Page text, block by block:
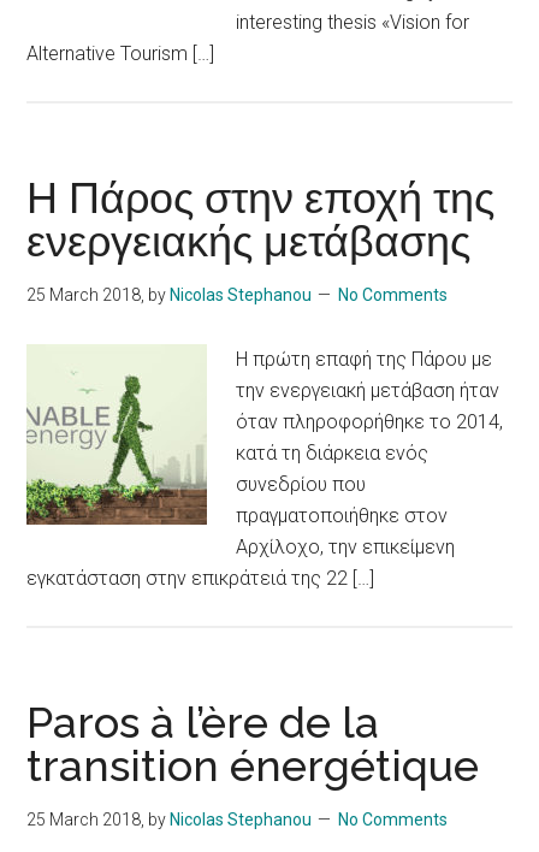
interesting thesis «Vision for
Alternative Tourism […]
Η Πάρος στην εποχή της
ενεργειακής μετάβασης
25 March 2018, by Nicolas Stephanou No Comments
Η πρώτη επαφή της Πάρου με
την ενεργειακή μετάβαση ήταν
όταν πληροφορήθηκε το 2014,
κατά τη διάρκεια ενός
συνεδρίου που
πραγματοποιήθηκε στον
Αρχίλοχο, την επικείμενη
εγκατάσταση στην επικράτειά της 22 […]
Paros à l’ère de la
transition énergétique
25 March 2018, by Nicolas Stephanou No Comments